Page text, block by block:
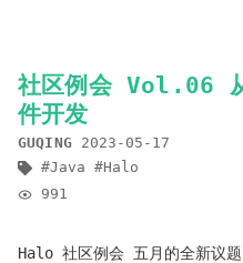
社区例会 Vol.06
件开发
GUQING
2023-05-17
Java
Halo
991
Halo 社区例会 五月的全新议